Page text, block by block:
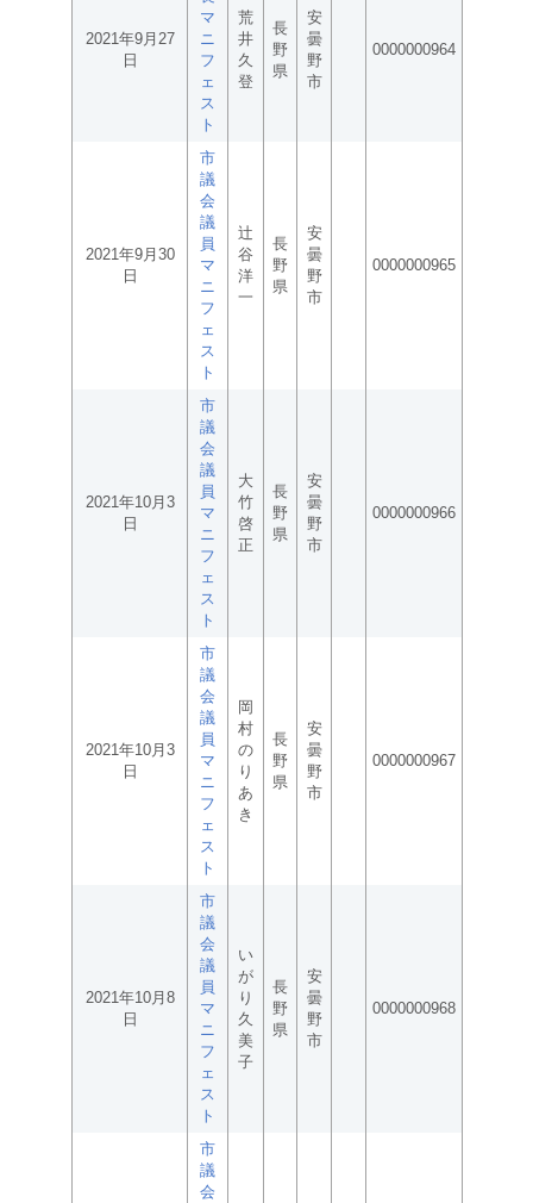
2021年9月27
日
マ
ニ
フ
ェ
ス
ト
荒
井
久
登
長
野
県
安
曇
野
市
0000000964
2021年9月30
日
市
議
会
議
員
マ
ニ
フ
ェ
ス
ト
辻
谷
洋
一
長
野
県
安
曇
野
市
0000000965
2021年10月3
日
市
議
会
議
員
マ
ニ
フ
ェ
ス
ト
大
竹
啓
正
長
野
県
安
曇
野
市
0000000966
2021年10月3
日
市
議
会
議
員
マ
ニ
フ
ェ
ス
ト
岡
村
の
り
あ
き
長
野
県
安
曇
野
市
0000000967
2021年10月8
日
市
議
会
議
員
マ
ニ
フ
ェ
ス
ト
い
が
り
久
美
子
長
野
県
安
曇
野
市
0000000968
市
議
会